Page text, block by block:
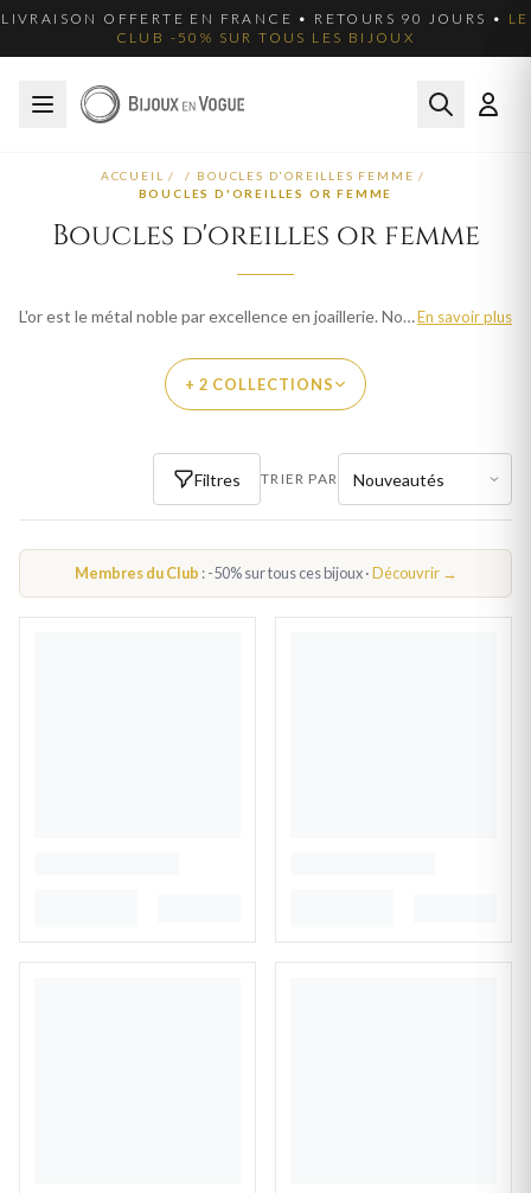
LIVRAISON OFFERTE EN FRANCE • RETOURS 90 JOURS • LE
CLUB -50% SUR TOUS LES BIJOUX
ACCUEIL / / BOUCLES D'OREILLES FEMME /
BOUCLES D'OREILLES OR FEMME
Boucles d'oreilles or femme
L'or est le métal noble par excellence en joaillerie. Nos boucles d'oreilles en or femme sont disponibles en or jaune, or blanc et or rose, en 9 et 18 carats. Chaque pièce est fabriquée avec le savoir-faire de l'orfèvrerie française. Parcourez plus de 3962 modèles pour femme et trouvez votre bijou idéal. Livraison offerte en France métropolitaine.En savoir plus
+ 2 COLLECTIONS
PAR MATIÈRE
BOUCLES D'OREILLES OR JAUNE FEMME
Filtres TRIER PAR
Membres du Club : -50% sur tous ces bijoux ·Découvrir →